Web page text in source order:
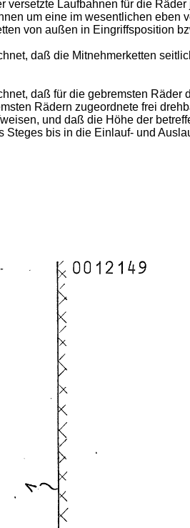
Laufbahnen für die
um eine im wesentlichen
von außen in Eingriffsposition
daß die Mitnehmerketten
daß für die gebremsten
Rädern zugeordnete frei
und daß die Höhe der
bis in die Einlauf- und